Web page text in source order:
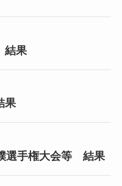
結果
果
選手権大会等 結果